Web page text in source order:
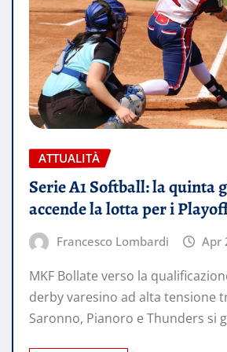
ATTUALITÀ
Serie A1 Softball: la quinta
accende la lotta per i
Francesco Lombardi Apr
MKF Bollate verso la
derby varesino ad alta tensione
Saronno, Pianoro e Thunders si